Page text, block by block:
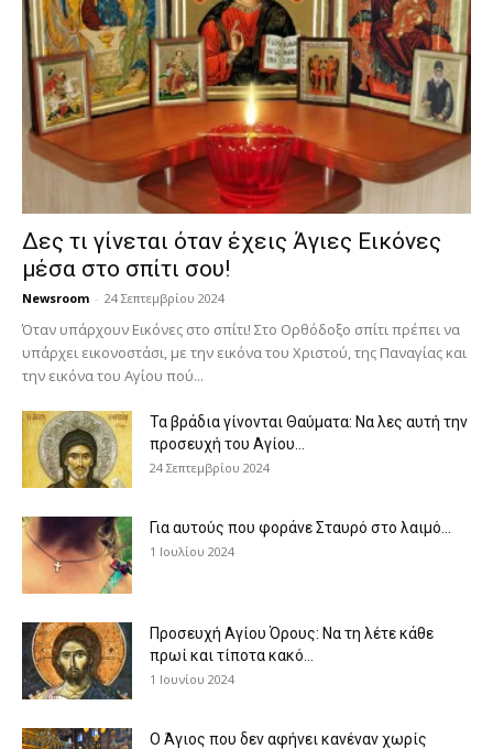
Δες τι γίνεται όταν έχεις Άγιες Εικόνες
μέσα στο σπίτι σου!
Newsroom - 24 Σεπτεμβρίου 2024
Όταν υπάρχουν Εικόνες στο σπίτι! Στο Ορθόδοξο σπίτι πρέπει να
υπάρχει εικονοστάσι, με την εικόνα του Χριστού, της Παν­αγίας και
την εικόνα του Αγίου πού...
Τα βράδια γίνονται Θαύματα: Να λες αυτή την
προσευχή του Αγίου...
24 Σεπτεμβρίου 2024
Για αυτούς που φοράνε Σταυρό στο λαιμό…
1 Ιουλίου 2024
Προσευχή Αγίου Όρους: Να τη λέτε κάθε
πρωί και τίποτα κακό...
1 Ιουνίου 2024
Ο Άγιος που δεν αφήνει κανέναν χωρίς